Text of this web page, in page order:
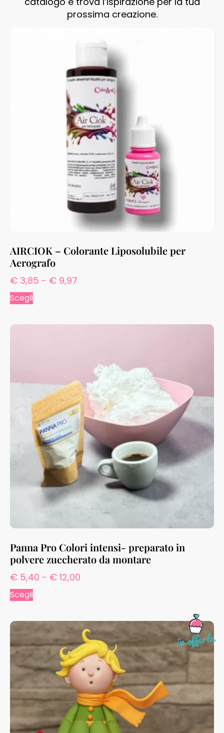
prossima creazione.
AIRCIOK – Colorante Liposolubile per
Aerografo
€ 3,85 - € 9,97
Scegli
Panna Pro Colori intensi- preparato in
polvere zuccherato da montare
€ 5,40 - € 12,00
Scegli